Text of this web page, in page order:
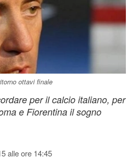
ottavi finale
per il calcio italiano, per
e Fiorentina il sogno
alle ore 14:45